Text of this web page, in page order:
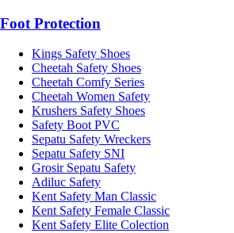
Foot Protection
Kings Safety Shoes
Cheetah Safety Shoes
Cheetah Comfy Series
Cheetah Women Safety
Krushers Safety Shoes
Safety Boot PVC
Sepatu Safety Wreckers
Sepatu Safety SNI
Grosir Sepatu Safety
Adiluc Safety
Kent Safety Man Classic
Kent Safety Female Classic
Kent Safety Elite Colection